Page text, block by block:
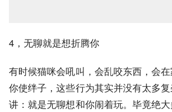
4，无聊就是想折腾你
有时候猫咪会吼叫，会乱咬东西，会
你使绊子，这些行为其实并没有太多
讲：就是无聊想和你闹着玩。毕竟绝